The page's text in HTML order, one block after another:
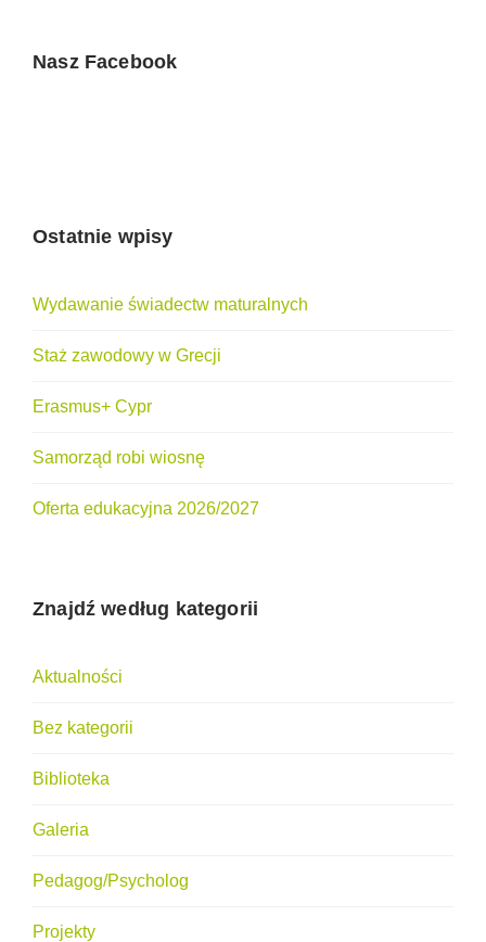
Nasz Facebook
Ostatnie wpisy
Wydawanie świadectw maturalnych
Staż zawodowy w Grecji
Erasmus+ Cypr
Samorząd robi wiosnę
Oferta edukacyjna 2026/2027
Znajdź według kategorii
Aktualności
Bez kategorii
Biblioteka
Galeria
Pedagog/Psycholog
Projekty